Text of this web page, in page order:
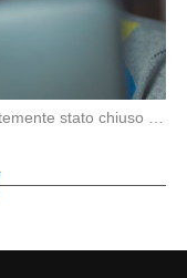
Il gruppo Facebook “Mia moglie” è recentemente stato chiuso da Meta in seguito alle denunce […]